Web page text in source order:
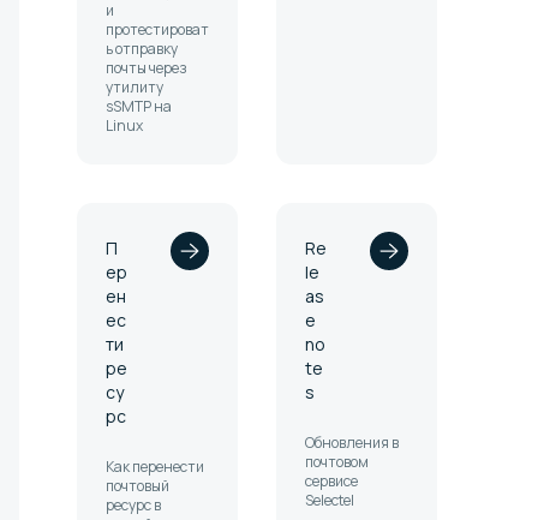
и
протестироват
ь отправку
почты через
утилиту
sSMTP на
Linux
П
ер
ен
ес
ти
ре
су
рс
Как перенести
почтовый
ресурс в
Re
le
as
e
no
te
s
Обновления в
почтовом
сервисе
Selectel